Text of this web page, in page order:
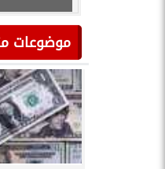
موضوعات